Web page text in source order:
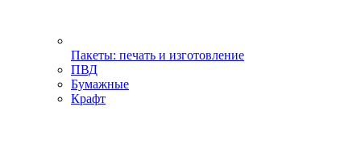
Пакеты: печать и изготовление
ПВД
Бумажные
Крафт